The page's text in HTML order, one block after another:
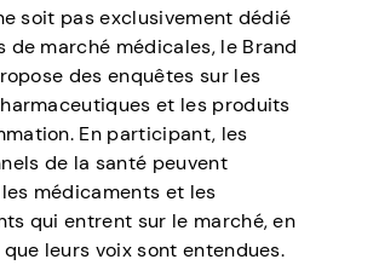
soit pas exclusivement dédié
de marché médicales, le Brand
des enquêtes sur les
et les produits
En participant, les
de la santé peuvent
médicaments et les
qui entrent sur le marché, en
que leurs voix sont entendues.